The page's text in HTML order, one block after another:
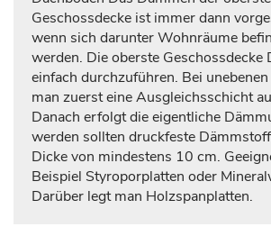
Geschossdecke ist immer dann
wenn sich darunter Wohnräume
werden. Die oberste Geschossdecke
einfach durchzuführen. Bei
man zuerst eine Ausgleichsschicht
Danach erfolgt die eigentliche
werden sollten druckfeste
Dicke von mindestens 10 cm.
Beispiel Styroporplatten oder
Darüber legt man Holzspanplatten.